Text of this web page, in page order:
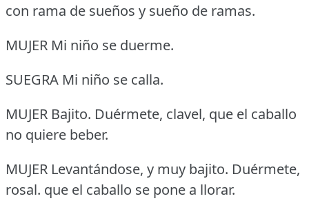
con rama de sueños y sueño de ramas.
MUJER Mi niño se duerme.
SUEGRA Mi niño se calla.
MUJER Bajito. Duérmete, clavel, que el caballo
no quiere beber.
MUJER Levantándose, y muy bajito. Duérmete,
rosal. que el caballo se pone a llorar.